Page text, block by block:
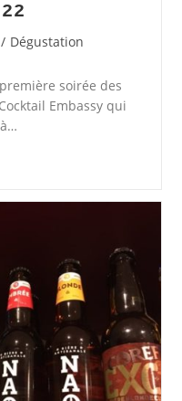
/ Dégustation
soirée des
Embassy qui